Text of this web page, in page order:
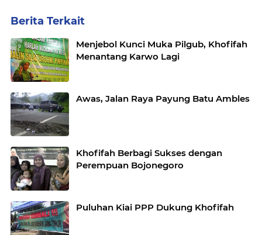
Berita Terkait
Menjebol Kunci Muka Pilgub, Khofifah
Menantang Karwo Lagi
Awas, Jalan Raya Payung Batu Ambles
Khofifah Berbagi Sukses dengan
Perempuan Bojonegoro
Puluhan Kiai PPP Dukung Khofifah